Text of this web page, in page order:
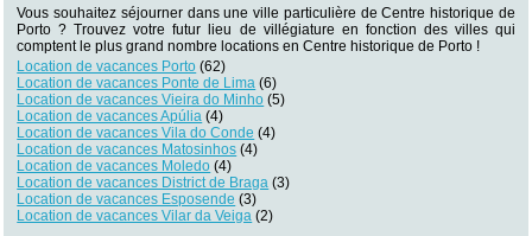
Vous souhaitez séjourner dans une ville particulière de Centre historique de
Porto ? Trouvez votre futur lieu de villégiature en fonction des villes qui
comptent le plus grand nombre locations en Centre historique de Porto !
Location de vacances Porto (62)
Location de vacances Ponte de Lima (6)
Location de vacances Vieira do Minho (5)
Location de vacances Apúlia (4)
Location de vacances Vila do Conde (4)
Location de vacances Matosinhos (4)
Location de vacances Moledo (4)
Location de vacances District de Braga (3)
Location de vacances Esposende (3)
Location de vacances Vilar da Veiga (2)